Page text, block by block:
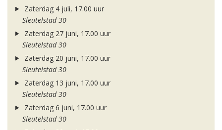
Zaterdag 4 juli, 17.00 uur
Sleutelstad 30
Zaterdag 27 juni, 17.00 uur
Sleutelstad 30
Zaterdag 20 juni, 17.00 uur
Sleutelstad 30
Zaterdag 13 juni, 17.00 uur
Sleutelstad 30
Zaterdag 6 juni, 17.00 uur
Sleutelstad 30